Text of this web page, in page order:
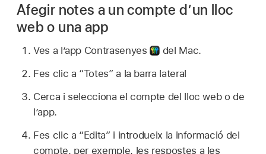
Afegir notes a un compte d’un lloc
web o una app
Ves a l’app Contrasenyes
del Mac.
Fes clic a “Totes” a la barra lateral
Cerca i selecciona el compte del lloc web o de
l’app.
Fes clic a “Edita” i introdueix la informació del
compte, per exemple, les respostes a les